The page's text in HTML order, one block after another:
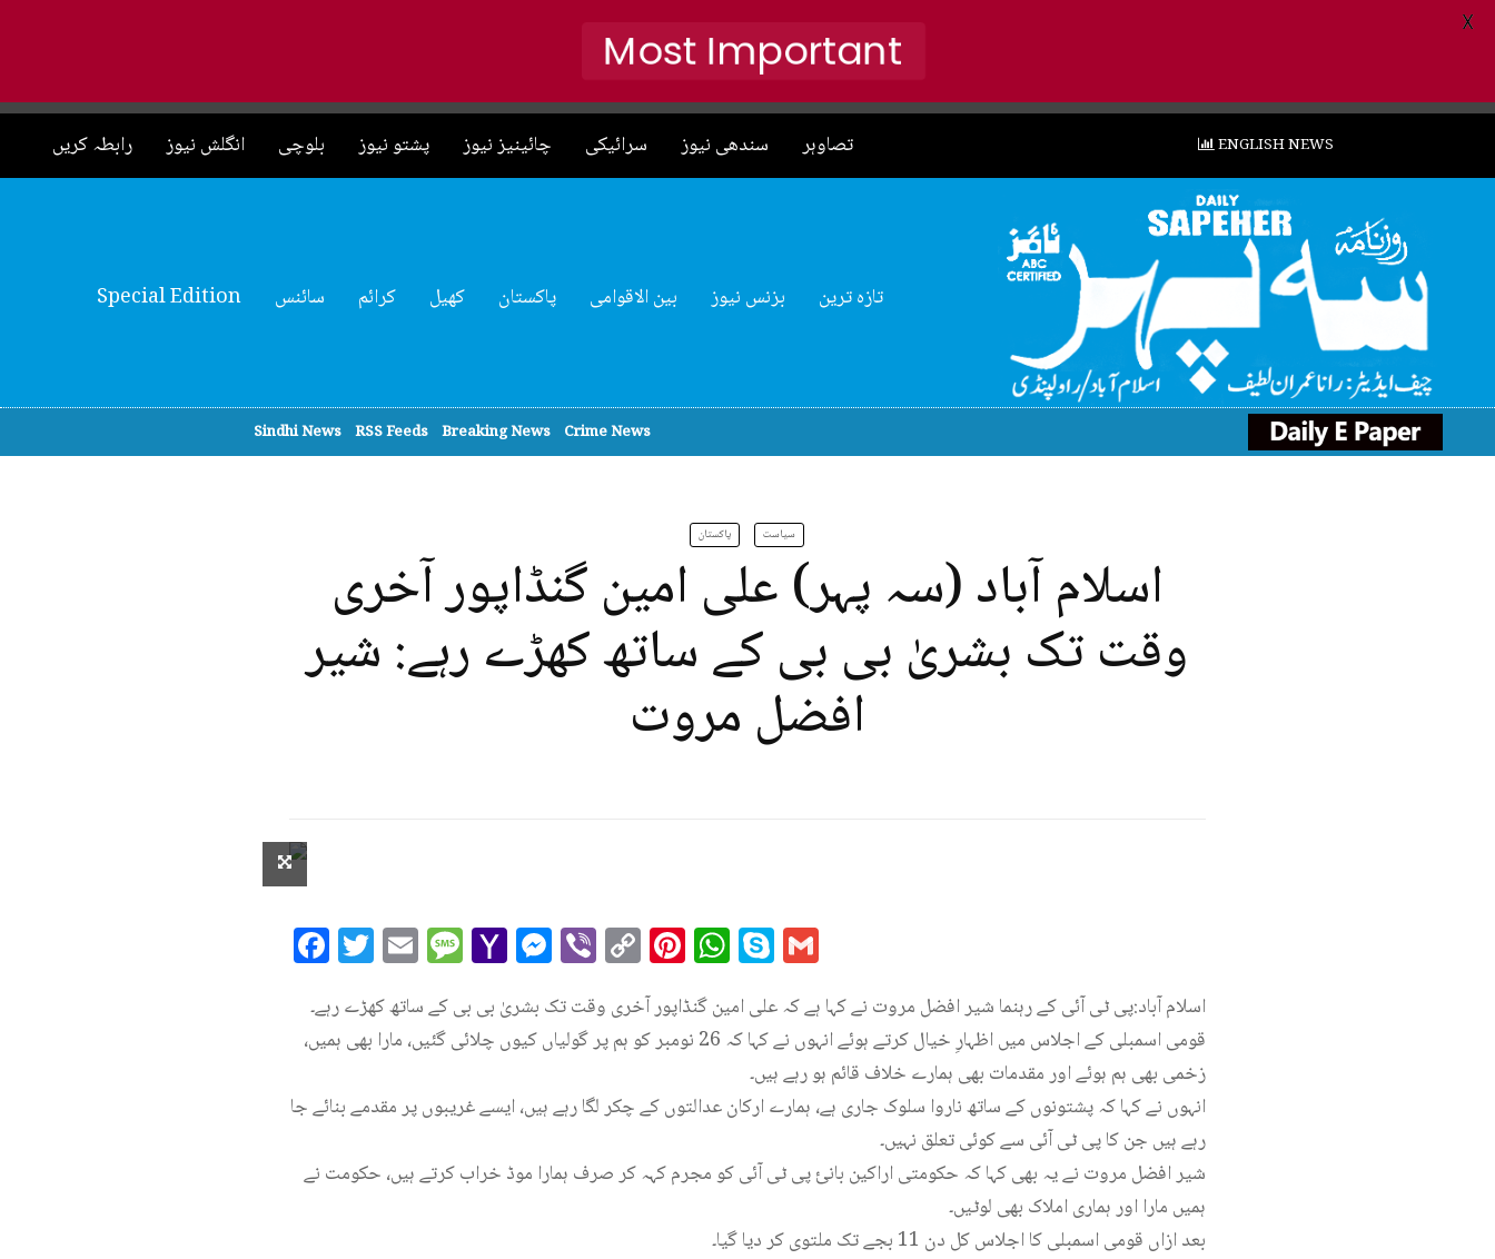
رابطہ کریں انگلش نیوز بلوچی پشتو نیوز چائینیز نیوز سرائیکی سندھی نیوز تصاوہر ENGLISH NEWS
Special Edition سائنس کرائم کھیل پاکستان بین الاقوامی بزنس نیوز تازہ ترین
Sindhi News RSS Feeds Breaking News Crime News
پاکستان سیاست
اسلام آباد (سہ پہر) علی امین گنڈاپور آخری
وقت تک بشریٰ بی بی کے ساتھ کھڑے رہے: شیر
افضل مروت
Facebook
Twitter
EmailMessage
Yahoo
Mail
Messenger
ViberCopy
Link
Pinterest
WhatsApp
Skype
اسلام آباد:پی ٹی آئی کے رہنما شیر افضل مروت نے کہا ہے کہ علی امین گنڈاپور آخری وقت تک بشریٰ بی بی کے ساتھ کھڑے رہے۔
قومی اسمبلی کے اجلاس میں اظہارِ خیال کرتے ہوئے انہوں نے کہا کہ 26 نومبر کو ہم پر گولیاں کیوں چلائی گئیں، مارا بھی ہمیں،
زخمی بھی ہم ہوئے اور مقدمات بھی ہمارے خلاف قائم ہو رہے ہیں۔
انہوں نے کہا کہ پشتونوں کے ساتھ ناروا سلوک جاری ہے، ہمارے ارکان عدالتوں کے چکر لگا رہے ہیں، ایسے غریبوں پر مقدمے بنائے جا
رہے ہیں جن کا پی ٹی آئی سے کوئی تعلق نہیں۔
شیر افضل مروت نے یہ بھی کہا کہ حکومتی اراکین بانیٔ پی ٹی آئی کو مجرم کہہ کر صرف ہمارا موڈ خراب کرتے ہیں، حکومت نے
ہمیں مارا اور ہماری املاک بھی لوٹیں۔
بعد ازاں قومی اسمبلی کا اجلاس کل دن 11 بجے تک ملتوی کر دیا گیا۔
Most Important
X